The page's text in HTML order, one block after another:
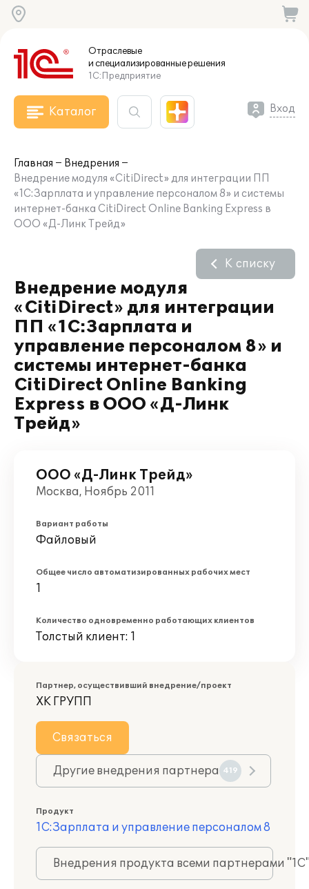
Отраслевые
и специализированныерешения
1С:Предприятие
Каталог Вход
Главная
Внедрения
Внедрение модуля «CitiDirect» для интеграции ПП
«1С:Зарплата и управление персоналом 8» и системы
интернет-банка CitiDirect Online Banking Express в
ООО «Д-Линк Трейд»
Внедрение модуля
«CitiDirect» для интеграции
ПП «1С:Зарплата и
управление персоналом 8» и
системы интернет-банка
CitiDirect Online Banking
Express в ООО «Д-Линк
Трейд»
К списку
ООО «Д-Линк Трейд»
Москва, Ноябрь 2011
Вариант работы
Файловый
Общее число автоматизированных рабочих мест
1
Количество одновременно работающих клиентов
Толстый клиент: 1
Партнер, осуществивший внедрение/проект
ХК ГРУПП
Связаться
Другие внедрения партнера 419
Продукт
1С:Зарплата и управление персоналом 8
Внедрения продукта всеми партнерами